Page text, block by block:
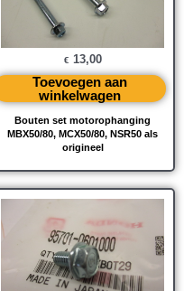
Bouten set motorophanging
MBX50/80, MCX50/80, NSR50 als
origineel
€ 13,00
Toevoegen aan
winkelwagen